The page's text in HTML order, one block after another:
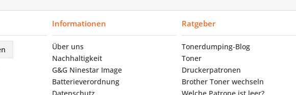
Informationen
Über uns
Nachhaltigkeit
G&G Ninestar Image
Batterieverordnung
Ratgeber
Tonerdumping‑Blog
Toner
Druckerpatronen
Brother Toner wechseln